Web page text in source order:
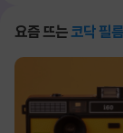
요즘 뜨는 코닥 필